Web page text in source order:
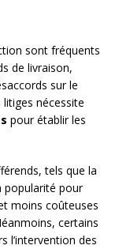
sont fréquents
de livraison,
sur le
nécessite
pour établir les
tels que la
popularité pour
moins coûteuses
certains
l’intervention des